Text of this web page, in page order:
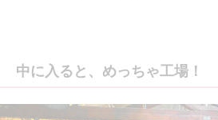
中に入ると、めっちゃ工場！